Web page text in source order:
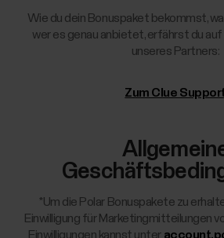
Wie du dein Bonuspaket bekommst,
wer es genau anbietet, erfährst du
unseres Partners:
Zum Clue
*Um die Polar Bonuspakete zu
Einwilligung für Marketingmitteilungen
Einwilligungen kannst unter